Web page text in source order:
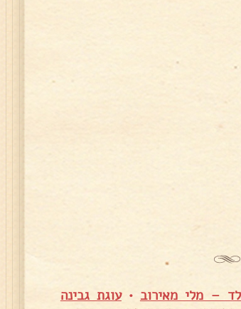
– מלי מאירוב •עוגת גבינה